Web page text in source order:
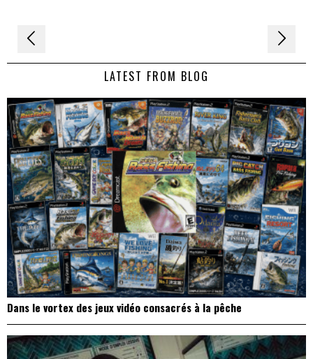
Navigation
de LATEST FROM BLOG
Dans le vortex des jeux vidéo consacrés à la pêche